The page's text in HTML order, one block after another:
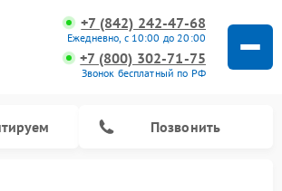
+7 (842) 242-47-68
Ежедневно, с 10:00 до 20:00
+7 (800) 302-71-75
Звонок бесплатный по РФ
Позвонить